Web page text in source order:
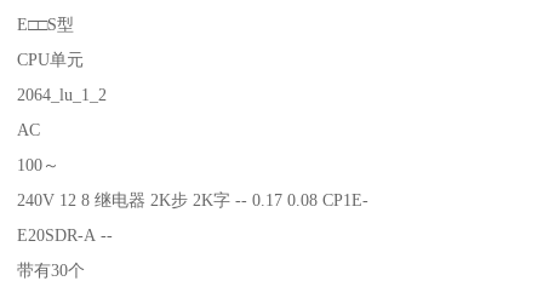
E□□S型
CPU单元
2064_lu_1_2
AC
100～
240V 12 8 继电器 2K步 2K字 -- 0.17 0.08 CP1E-
E20SDR-A --
带有30个